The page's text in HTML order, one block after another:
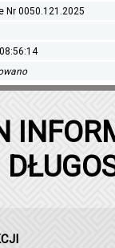
Nr 0050.121.2025